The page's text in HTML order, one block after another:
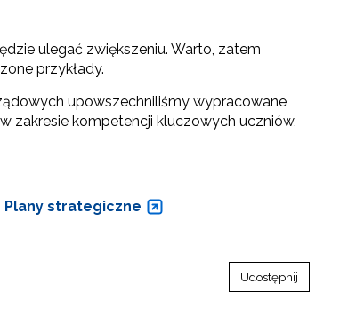
ulegać zwiększeniu. Warto, zatem
przykłady.
upowszechniliśmy wypracowane
zakresie kompetencji kluczowych uczniów,
Plany strategiczne
Udostępnij